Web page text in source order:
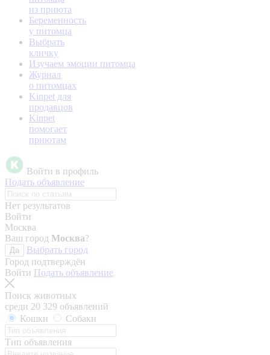
из приюта
Беременность
у питомца
Выбрать
кличку
Изучаем эмоции питомца
Журнал
о питомцах
Kinpet для
продавцов
Kinpet
помогает
приютам
Войти в профиль
Подать объявление
Нет результатов
Войти
Москва
Ваш город Москва?
Да
Выбрать город
Город подтверждён
Войти Подать объявление
Поиск животных
среди 20 329 объявлений
Кошки
Собаки
Тип объявления